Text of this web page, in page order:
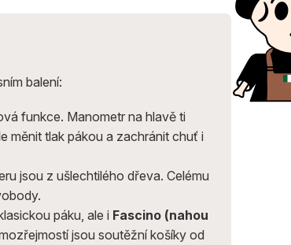
balení:
funkce. Manometr na hlavě ti
měnit tlak pákou a zachránit chuť i
jsou z ušlechtilého dřeva. Celému
páku, ale i Fascino (nahou
jsou soutěžní košíky od